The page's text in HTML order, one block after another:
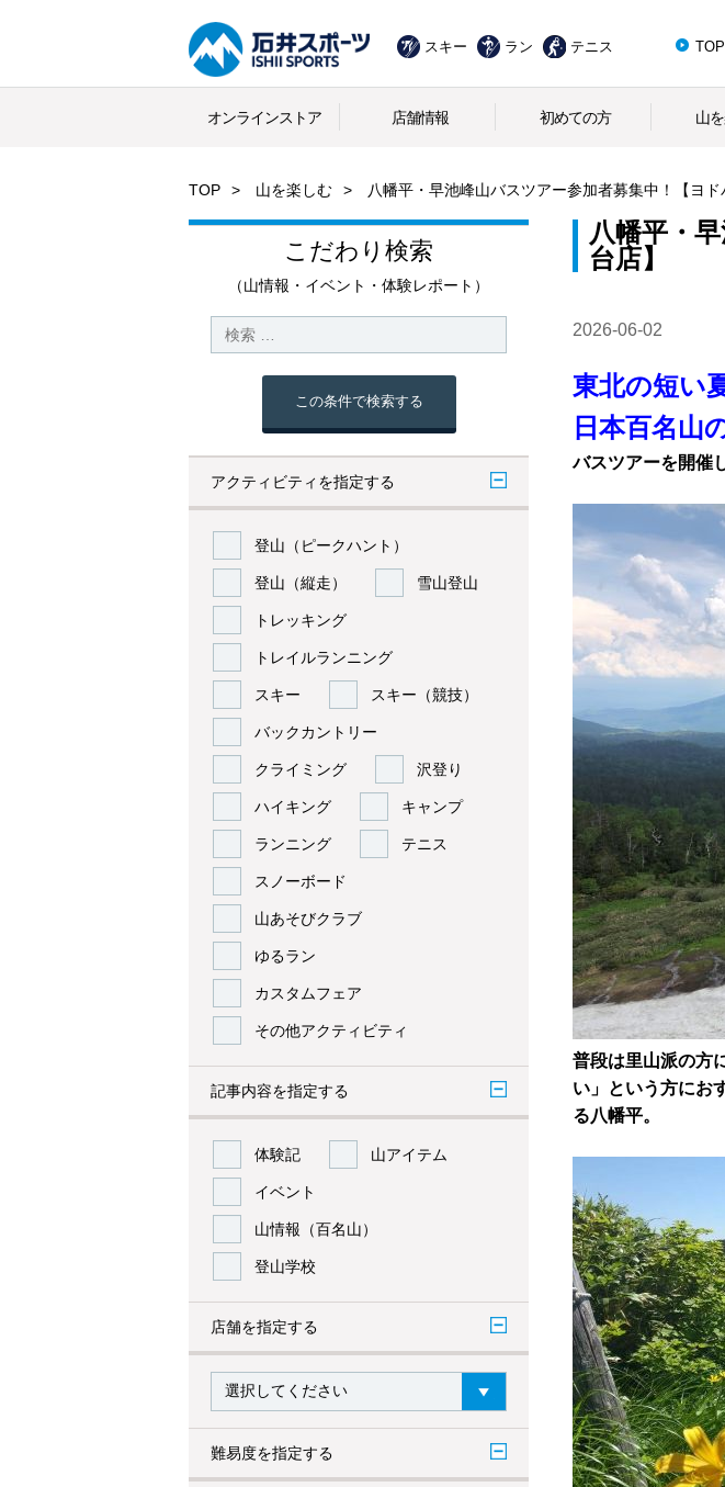
スキー ラン テニス
オンラインストア 店舗情報 初めての方 山
TOP 山を楽しむ 八幡平・早池峰山バスツアー参加者募集中！【ヨド
こだわり検索
（山情報・イベント・体験レポート）
この条件で検索する
アクティビティを指定する
登山（ピークハント）
登山（縦走） 雪山登山
トレッキング
トレイルランニング
スキー スキー（競技）
バックカントリー
クライミング 沢登り
ハイキング キャンプ
ランニング テニス
スノーボード
山あそびクラブ
ゆるラン
カスタムフェア
その他アクティビティ
記事内容を指定する
体験記 山アイテム
イベント
山情報（百名山）
登山学校
店舗を指定する
難易度を指定する
八幡平・
台店】
2026-06-02
東北の短い
日本百名山
バスツアーを開催
普段は里山派の方
い」という方にお
る八幡平。